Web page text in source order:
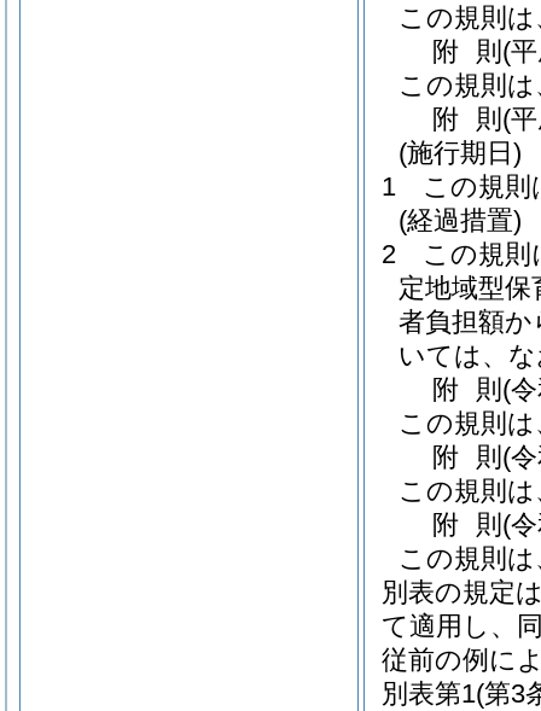
この規則
附 則 (
この規則
附 則 (
(施行期日)
1
この規則
(経過措置)
2
この規則
定地域型
者負担額
いては、
附 則 (
この規則
附 則 (
この規則
附 則 (
この規則
別表の規定
て適用し、
従前の例に
別表第1(第3